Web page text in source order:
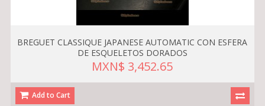
BREGUET CLASSIQUE JAPANESE AUTOMATIC CON ESFERA
DE ESQUELETOS DORADOS
MXN$ 3,452.65
Add to Cart